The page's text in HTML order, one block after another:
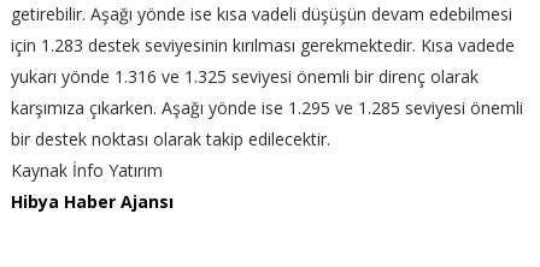
getirebilir. Aşağı yönde ise kısa vadeli düşüşün devam edebilmesi
için 1.283 destek seviyesinin kırılması gerekmektedir. Kısa vadede
yukarı yönde 1.316 ve 1.325 seviyesi önemli bir direnç olarak
karşımıza çıkarken. Aşağı yönde ise 1.295 ve 1.285 seviyesi önemli
bir destek noktası olarak takip edilecektir.
Kaynak İnfo Yatırım
Hibya Haber Ajansı